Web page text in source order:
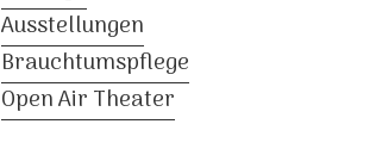
Ausstellungen
Brauchtumspflege
Open Air Theater